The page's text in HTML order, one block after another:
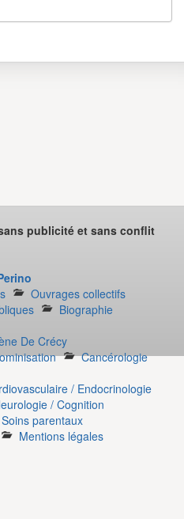
publicité et sans conflit
Ouvrages collectifs
Biographie
De Crécy
Cancérologie
/ Endocrinologie
/ Cognition
parentaux
Mentions légales